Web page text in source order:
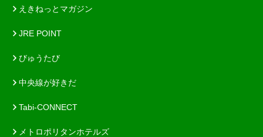
えきねっとマガジン
JRE POINT
びゅうたび
中央線が好きだ
Tabi-CONNECT
メトロポリタンホテルズ